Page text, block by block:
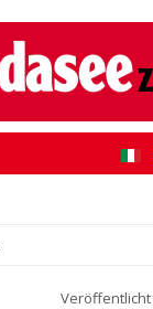
Veröffentlicht